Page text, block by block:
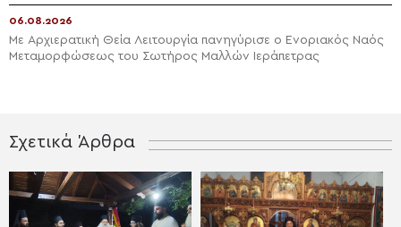
06.08.2026
Με Αρχιερατική Θεία Λειτουργία πανηγύρισε ο Ενοριακός Ναός
Μεταμορφώσεως του Σωτήρος Μαλλών Ιεράπετρας
Σχετικά Άρθρα